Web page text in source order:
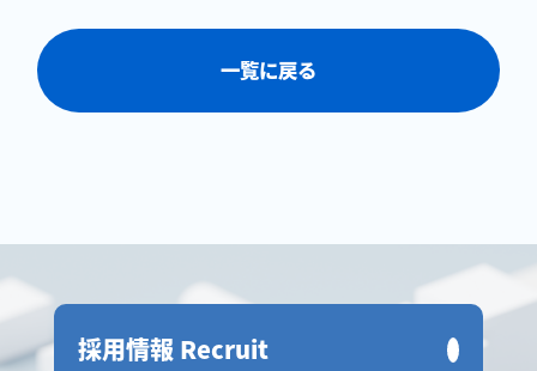
一覧に戻る
採用情報 Recruit